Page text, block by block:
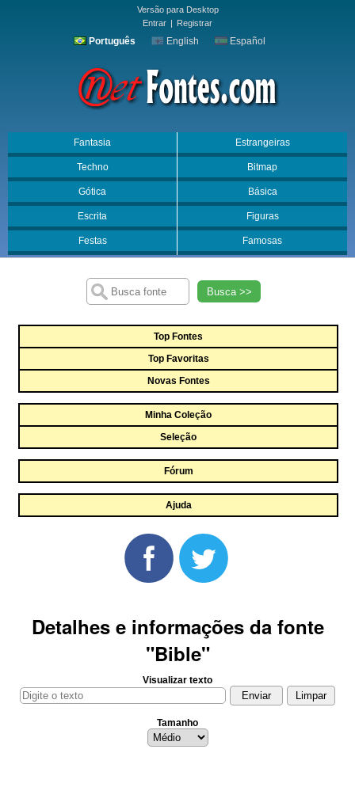
Versão para Desktop
Entrar | Registrar
Português English Español
Fantasia Estrangeiras
Techno Bitmap
Gótica Básica
Escrita Figuras
Festas Famosas
Busca >>
Top Fontes
Top Favoritas
Novas Fontes
Minha Coleção
Seleção
Fórum
Ajuda
Detalhes e informações da fonte
"Bible"
Visualizar texto
Tamanho